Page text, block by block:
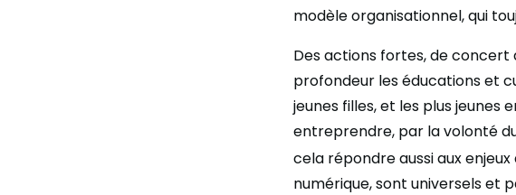
modèle organisationnel, qui
Des actions fortes, de
profondeur les éducations et
jeunes filles, et les plus jeunes
entreprendre, par la volonté
cela répondre aussi aux enjeux
numérique, sont universels et